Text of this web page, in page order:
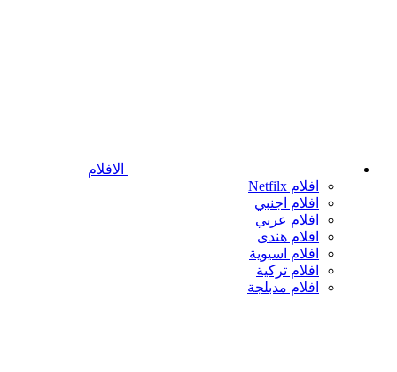
الافلام
افلام Netfilx
افلام اجنبي
افلام عربي
افلام هندى
افلام اسيوية
افلام تركية
افلام مدبلجة